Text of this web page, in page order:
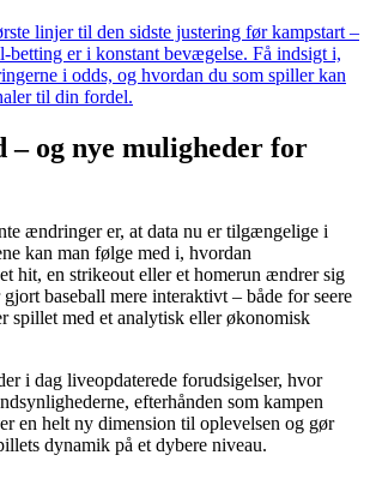
linjer til den sidste justering før kampstart –
betting er i konstant bevægelse. Få indsigt i,
i odds, og hvordan du som spiller kan
til din fordel.
– og nye muligheder for
ændringer er, at data nu er tilgængelige i
kan man følge med i, hvordan
hit, en strikeout eller et homerun ændrer sig
baseball mere interaktivt – både for seere
spillet med et analytisk eller økonomisk
i dag liveopdaterede forudsigelser, hvor
efterhånden som kampen
en helt ny dimension til oplevelsen og gør
dynamik på et dybere niveau.